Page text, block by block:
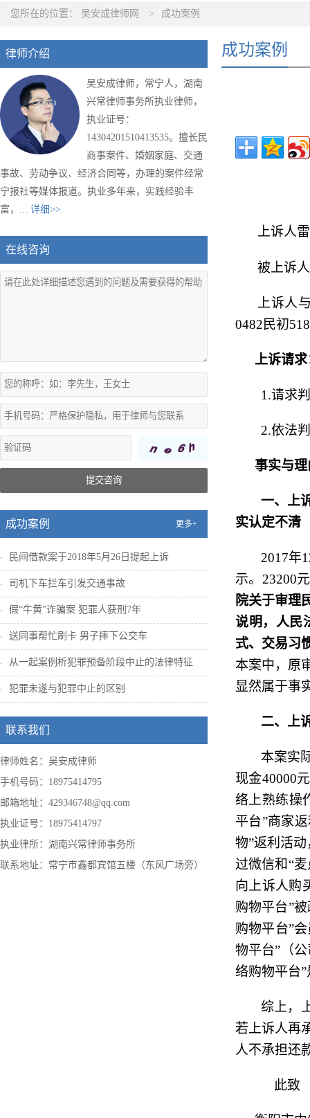
您所在的位置： 吴安成律师网 > 成功案例
律师介绍
吴安成律师，常宁人，湖南
兴常律师事务所执业律师，
执业证号：
14304201510413535。擅长民
商事案件、婚姻家庭、交通
事故、劳动争议、经济合同等，办理的案件经常
宁报社等媒体报道。执业多年来，实践经验丰
富，... 详细>>
在线咨询
提交咨询
成功案例 更多+
民间借款案于2018年5月26日提起上诉
司机下车拦车引发交通事故
假“牛黄”诈骗案 犯罪人获刑7年
送同事帮忙刷卡 男子摔下公交车
从一起案例析犯罪预备阶段中止的法律特征
犯罪未遂与犯罪中止的区别
联系我们
律师姓名：吴安成律师
手机号码：18975414795
邮箱地址：429346748@qq.com
执业证号：18975414797
执业律所：湖南兴常律师事务所
联系地址：常宁市鑫都宾馆五楼（东风广场旁）
成功案例
上诉人
被上诉
上诉人
0482民初518
上诉请求
1.请求
2.依法
事实与
一、 上
实认定不清
2017年
示。 23200
院关于审理
说明，人民
式、交易习
本案中，原
显然属于事
二、上
本案实
现金40000
络上熟练操
平台”商家
物”返利活动
过微信和“
向上诉人购
购物平台”
购物平台”
物平台”（
络购物平台
综上，
若上诉人再
人不承担还
此致